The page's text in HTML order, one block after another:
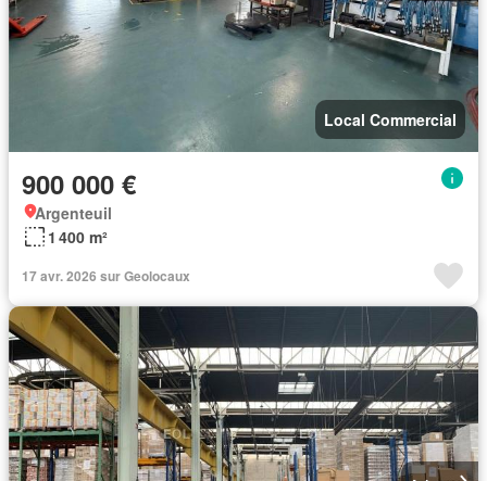
Local Commercial
900 000 €
Argenteuil
1 400 m²
17 avr. 2026 sur Geolocaux